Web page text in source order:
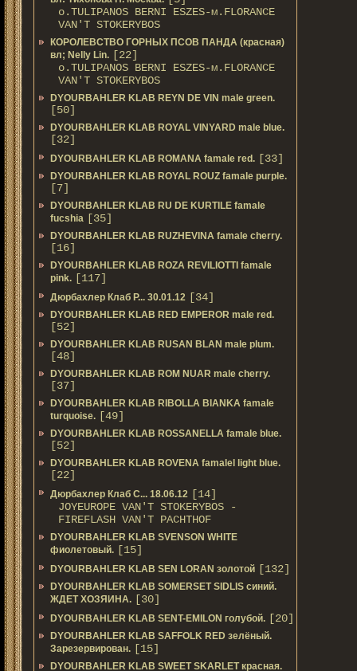
о.TULIPANOS BERNI ESZES-м.FLORANCE
VAN'T STOKERYBOS
КОРОЛЕВСТВО ГОРНЫХ ПСОВ ПАНДА (красная)
вл; Nelly Lin. [22]
о.TULIPANOS BERNI ESZES-м.FLORANCE
VAN'T STOKERYBOS
DYOURBAHLER KLAB REYN DE VIN male green.
[50]
DYOURBAHLER KLAB ROYAL VINYARD male blue.
[32]
DYOURBAHLER KLAB ROMANA famale red. [33]
DYOURBAHLER KLAB ROYAL ROUZ famale purple.
[7]
DYOURBAHLER KLAB RU DE KURTILE famale
fucshia [35]
DYOURBAHLER KLAB RUZHEVINA famale cherry.
[16]
DYOURBAHLER KLAB ROZA REVILIOTTI famale
pink. [117]
Дюрбахлер Клаб Р... 30.01.12 [34]
DYOURBAHLER KLAB RED EMPEROR male red.
[52]
DYOURBAHLER KLAB RUSAN BLAN male plum.
[48]
DYOURBAHLER KLAB ROM NUAR male cherry.
[37]
DYOURBAHLER KLAB RIBOLLA BIANKA famale
turquoise. [49]
DYOURBAHLER KLAB ROSSANELLA famale blue.
[52]
DYOURBAHLER KLAB ROVENA famalel light blue.
[22]
Дюрбахлер Клаб C... 18.06.12 [14]
JOYEUROPE VAN'T STOKERYBOS -
FIREFLASH VAN'T PACHTHOF
DYOURBAHLER KLAB SVENSON WHITE
фиолетовый. [15]
DYOURBAHLER KLAB SEN LORAN золотой [132]
DYOURBAHLER KLAB SOMERSET SIDLIS синий.
ЖДЕТ ХОЗЯИНА. [30]
DYOURBAHLER KLAB SENT-EMILON голубой. [20]
DYOURBAHLER KLAB SAFFOLK RED зелёный.
Зарезервирован. [15]
DYOURBAHLER KLAB SWEET SKARLET красная.